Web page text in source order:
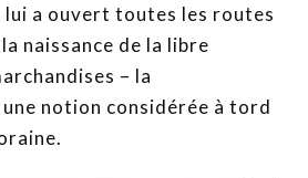
lui a ouvert toutes les routes
naissance de la libre
– la
notion considérée à tord